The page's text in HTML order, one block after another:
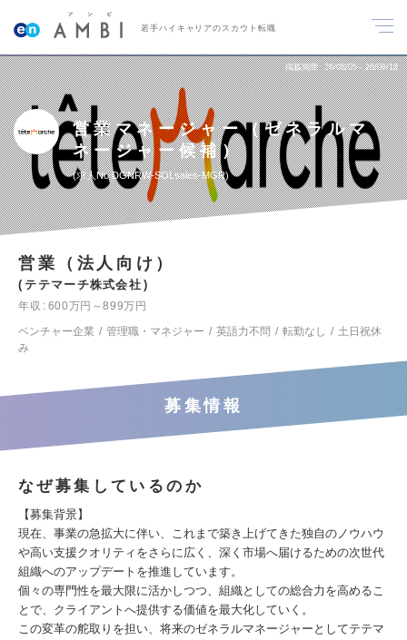
若手ハイキャリアのスカウト転職
掲載期間 26/08/05～26/08/18
営業マネージャー（ゼネラルマ
ネージャー候補）
求人No.DGNRW-SOLsales-MGR
営業（法人向け）
テテマーチ株式会社
年収
600万円～899万円
ベンチャー企業
管理職・マネジャー 英語力不問 転勤なし
土日祝休
み
募集情報
なぜ募集しているのか
【募集背景】
現在、事業の急拡大に伴い、これまで築き上げてきた独自のノウハウ
や高い支援クオリティをさらに広く、深く市場へ届けるための次世代
組織へのアップデートを推進しています。
個々の専門性を最大限に活かしつつ、組織としての総合力を高めるこ
とで、クライアントへ提供する価値を最大化していく。
この変革の舵取りを担い、将来のゼネラルマネージャーとしてテテマ